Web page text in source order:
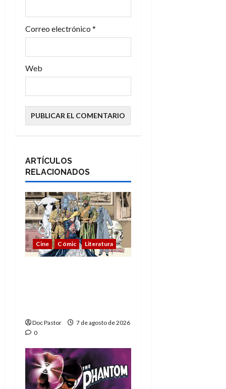
Correo electrónico *
Web
ARTÍCULOS
RELACIONADOS
Cine Cómic Literatura
Doc Pastor
7 de agosto de 2026
0